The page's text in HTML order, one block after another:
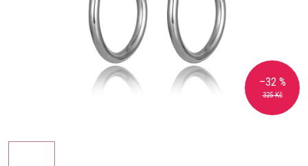
325 Kč
–32 %